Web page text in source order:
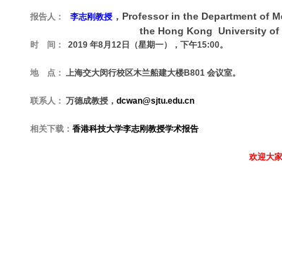
报告人 ： 李志刚教授 ，Professor in the
the Hong Kong University of Science
时 间： 2019 年8月12日（星期一），下午15:00。
地 点： 上海交大闵行校区木兰船建大楼B801 会议室。
联系人： 万德成教授， dcwan@sjtu.edu.cn
相关下载： 香港科技大学李志刚教授学术报告
欢迎大